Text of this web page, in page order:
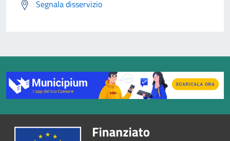
Segnala disservizio